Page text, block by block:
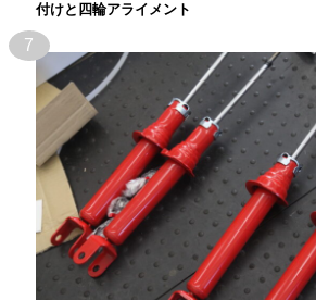
付けと四輪アライメント
7